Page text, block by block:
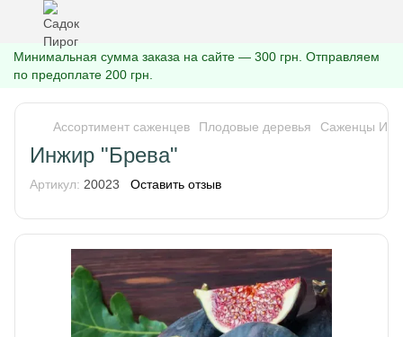
Минимальная сумма заказа на сайте — 300 грн. Отправляем
по предоплате 200 грн.
Ассортимент саженцев Плодовые деревья Саженцы
Инжир "Брева"
Артикул: 20023 Оставить отзыв